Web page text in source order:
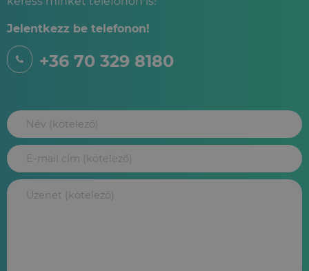
Jelentkezz be telefonon!
+36 70 329 8180